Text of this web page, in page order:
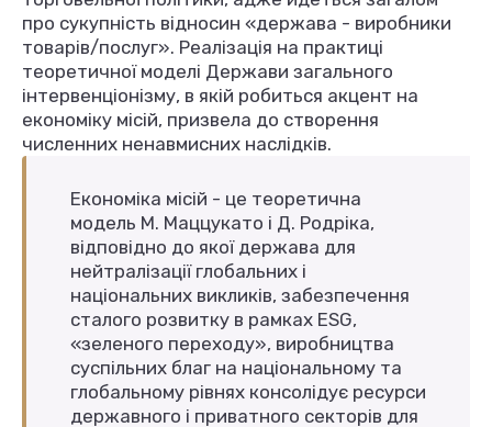
про сукупність відносин «держава - виробники
товарів/послуг». Реалізація на практиці
теоретичної моделі Держави загального
інтервенціонізму, в якій робиться акцент на
економіку місій, призвела до створення
численних ненавмисних наслідків.
Економіка місій - це теоретична
модель М. Маццукато і Д. Родріка,
відповідно до якої держава для
нейтралізації глобальних і
національних викликів, забезпечення
сталого розвитку в рамках ESG,
«зеленого переходу», виробництва
суспільних благ на національному та
глобальному рівнях консолідує ресурси
державного і приватного секторів для